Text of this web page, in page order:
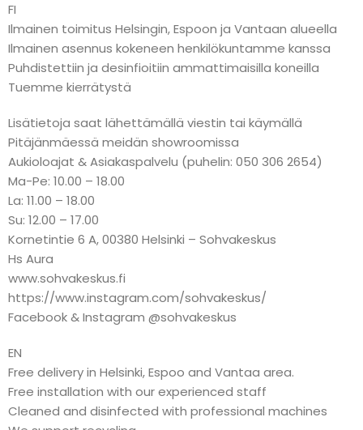
FI
Ilmainen toimitus Helsingin, Espoon ja Vantaan alueella
Ilmainen asennus kokeneen henkilökuntamme kanssa
Puhdistettiin ja desinfioitiin ammattimaisilla koneilla
Tuemme kierrätystä
Lisätietoja saat lähettämällä viestin tai käymällä
Pitäjänmäessä meidän showroomissa
Aukioloajat & Asiakaspalvelu (puhelin: 050 306 2654)
Ma-Pe: 10.00 – 18.00
La: 11.00 – 18.00
Su: 12.00 – 17.00
Kornetintie 6 A, 00380 Helsinki – Sohvakeskus
Hs Aura
www.sohvakeskus.fi
https://www.instagram.com/sohvakeskus/
Facebook & Instagram @sohvakeskus
EN
Free delivery in Helsinki, Espoo and Vantaa area.
Free installation with our experienced staff
Cleaned and disinfected with professional machines